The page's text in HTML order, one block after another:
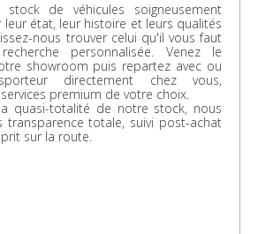
stock de véhicules soigneusement
état, leur histoire et leurs qualités
nous trouver celui qu'il vous faut
personnalisée. Venez le
showroom puis repartez avec ou
directement chez vous,
premium de votre choix.
quasi-totalité de notre stock, nous
transparence totale, suivi post-achat
sur la route.